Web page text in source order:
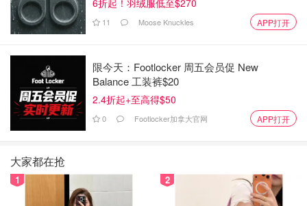
11 Moose Knuckles APP打开
限今天：Footlocker 周五会员促 New
Balance 工装裤$20
2.4折起+至高得$50
0 Footlocker加拿大官网 APP打开
大家都在抢
1 2